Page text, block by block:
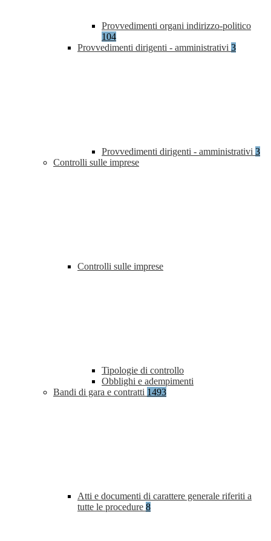
Provvedimenti organi indirizzo-politico
104
Provvedimenti dirigenti - amministrativi 3
Provvedimenti dirigenti - amministrativi 3
Controlli sulle imprese
Controlli sulle imprese
Tipologie di controllo
Obblighi e adempimenti
Bandi di gara e contratti 1493
Atti e documenti di carattere generale riferiti a
tutte le procedure 8